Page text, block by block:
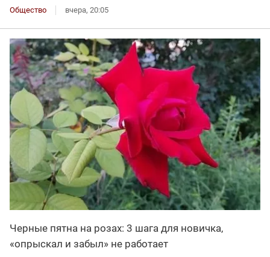
Общество вчера, 20:05
Черные пятна на розах: 3 шага для новичка,
«опрыскал и забыл» не работает